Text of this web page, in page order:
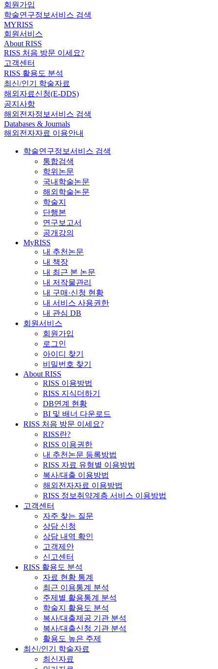
회원가입
학술연구정보서비스 검색
MYRISS
회원서비스
About RISS
RISS 처음 방문 이세요?
고객센터
RISS 활용도 분석
최신/인기 학술자료
해외자료신청(E-DDS)
공지사항
해외전자정보서비스 검색
Databases & Journals
해외전자자료 이용안내
학술연구정보서비스 검색
통합검색
학위논문
국내학술논문
해외학술논문
학술지
단행본
연구보고서
공개강의
MyRISS
내 추천논문
내 책장
내 최근 본 논문
내 저작물관리
내 구매·신청 현황
내 서비스 사용권한
내 관심 DB
회원서비스
회원가입
로그인
아이디 찾기
비밀번호 찾기
About RISS
RISS 이용방법
RISS 지식더하기
DB연계 현황
BI 및 배너 다운로드
RISS 처음 방문 이세요?
RISS란?
RISS 이용권한
내 추천논문 등록방법
RISS 자료 유형별 이용방법
복사/대출 이용방법
해외전자자료 이용방법
RISS 정보취약계층 서비스 이용방법
고객센터
자주 찾는 질문
상담 신청
상담 내역 확인
고객제안
신고센터
RISS 활용도 분석
자료 현황 통계
최근 이용통계 분석
주제별 활용통계 분석
학술지 활용도 분석
복사/대출제공 기관 분석
복사/대출신청 기관 분석
활용도 높은 주제
최신/인기 학술자료
최신자료